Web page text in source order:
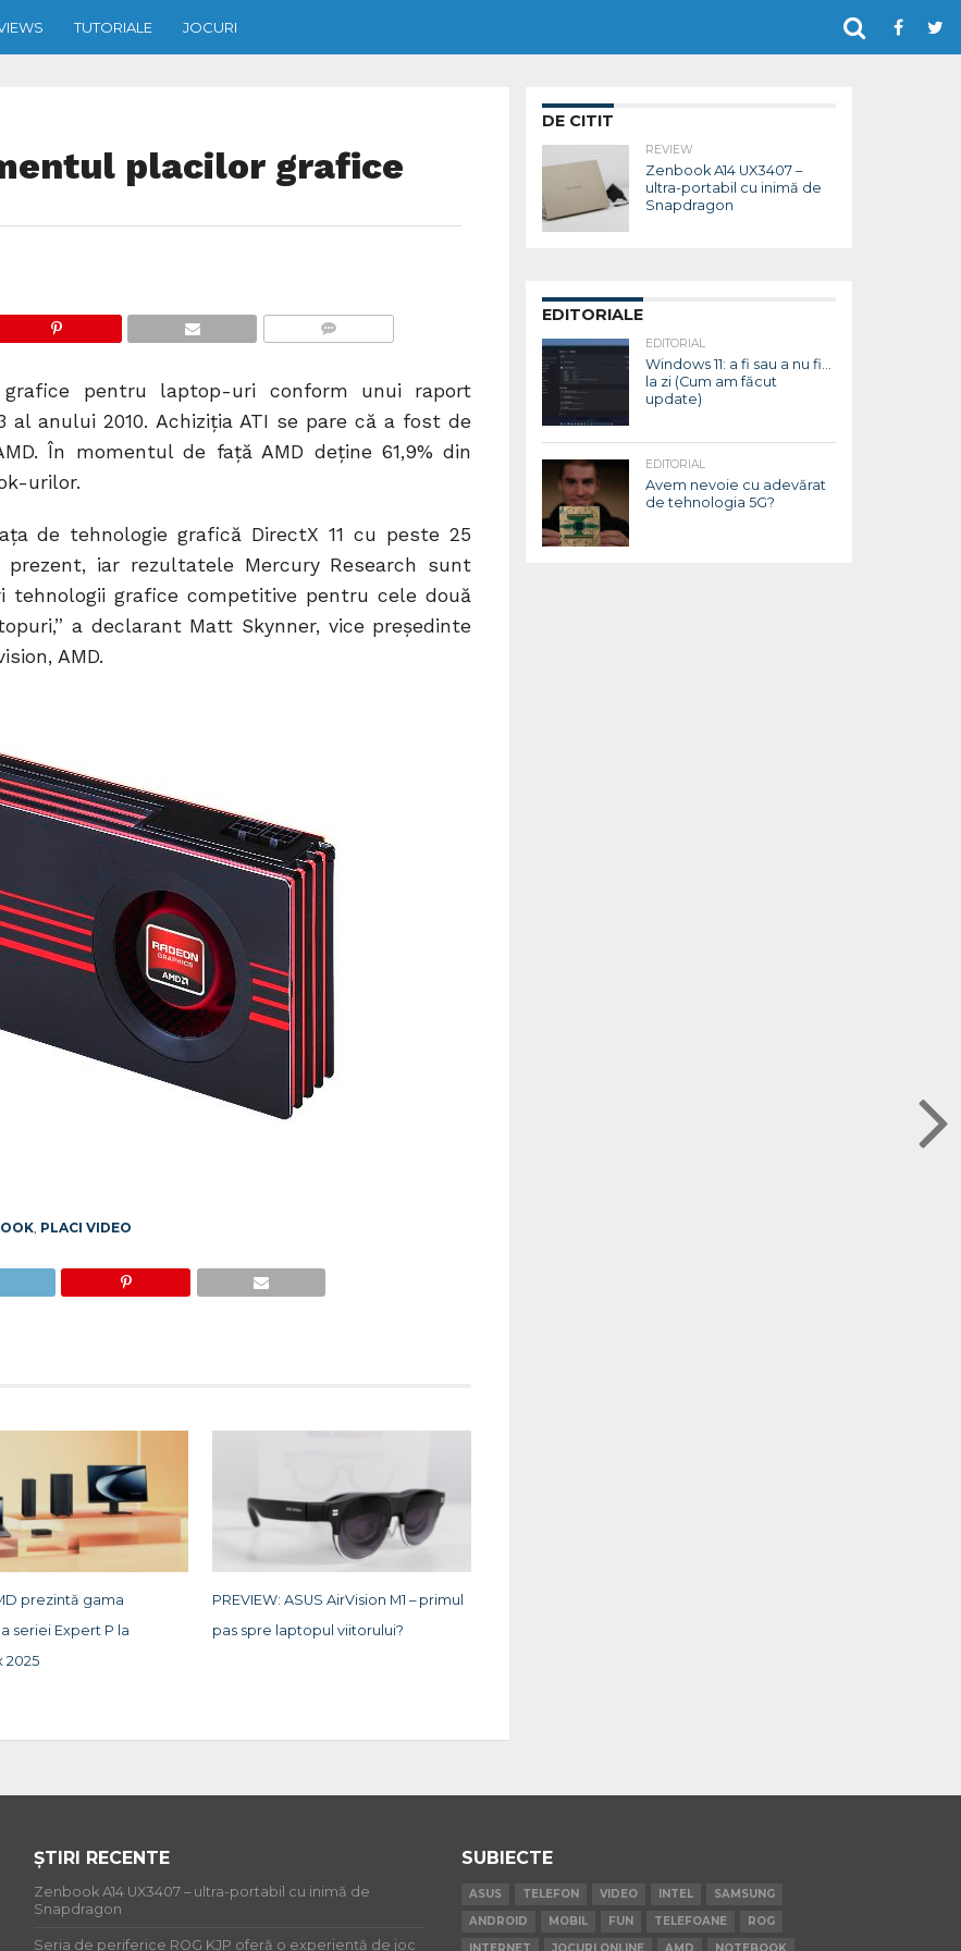
TUTORIALE JOCURI
placilor grafice
pentru laptop-uri conform unui raport
anului 2010. Achiziția ATI se pare că a fost de
În momentul de față AMD deține 61,9% din
urilor.
de tehnologie grafică DirectX 11 cu peste 25
iar rezultatele Mercury Research sunt
grafice competitive pentru cele două
a declarant Matt Skynner, vice preşedinte
AMD.
, PLACI VIDEO
prezintă gama
seriei Expert P la
2025
PREVIEW: ASUS AirVision M1 – primul
pas spre laptopul viitorului?
DE CITIT
REVIEW
Zenbook A14 UX3407 –
ultra-portabil cu inimă de
Snapdragon
EDITORIALE
EDITORIAL
Windows 11: a fi sau a nu fi…
la zi (Cum am făcut
update)
EDITORIAL
Avem nevoie cu adevărat
de tehnologia 5G?
ȘTIRI RECENTE
Zenbook A14 UX3407 – ultra-portabil cu inimă de
Snapdragon
Seria de periferice ROG KJP oferă o experiență de joc
SUBIECTE
ASUS TELEFON VIDEO INTEL
SAMSUNG
ANDROID
MOBIL FUN TELEFOANE
ROG